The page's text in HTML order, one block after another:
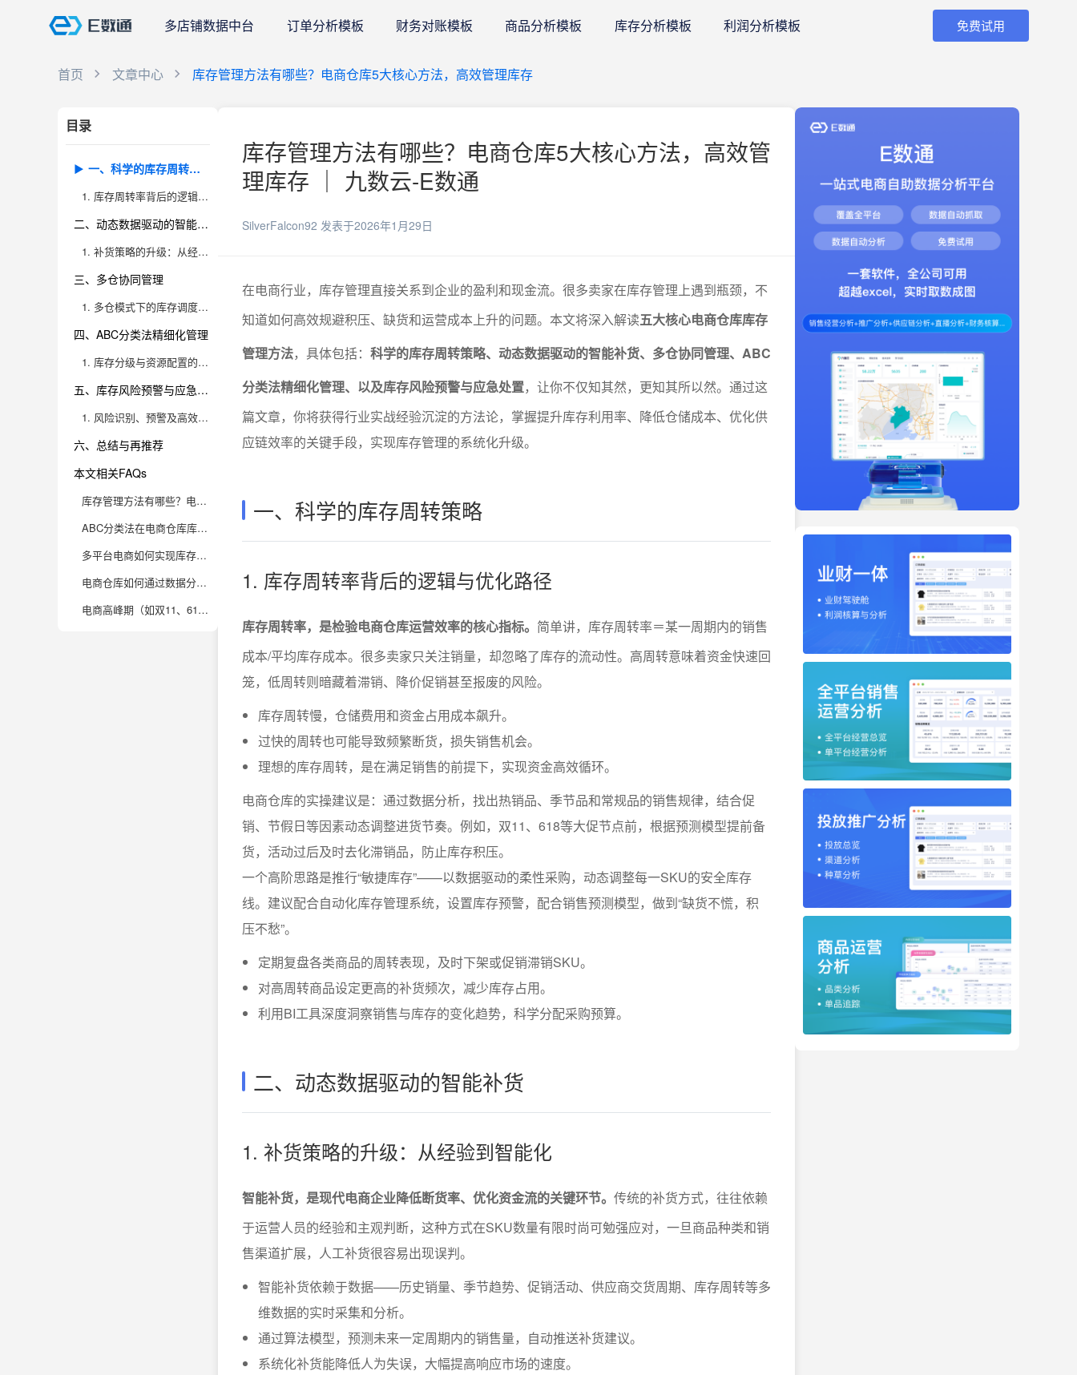
多店铺数据中台 订单分析模板 财务对账模板 商品分析模板 库存分析模板 利润分析模板 免费试用
首页 文章中心 库存管理方法有哪些？电商仓库5大核心方法，高效管理库存
目录
一、科学的库存周转策略
1. 库存周转率背后的逻辑与优化路径
二、动态数据驱动的智能补货
1. 补货策略的升级：从经验到智能化
三、多仓协同管理
1. 多仓模式下的库存调度与效率提升
四、ABC分类法精细化管理
1. 库存分级与资源配置的科学方法
五、库存风险预警与应急处置
1. 风险识别、预警及高效响应机制
六、总结与再推荐
本文相关FAQs
库存管理方法有哪些？电商仓库5大核心方法，高效管理库存
ABC分类法在电商仓库库存管理中的实际应用有哪些细节？
多平台电商如何实现库存同步与预警，避免超卖或断货？
电商仓库如何通过数据分析优化库存结构，减少滞销和缺货？
电商高峰期（如双11、618）怎么做好仓库库存调度与风险预案？
库存管理方法有哪些？电商仓库5大核心方法，高效管
理库存 ｜ 九数云-E数通
SilverFalcon92 发表于2026年1月29日
在电商行业，库存管理直接关系到企业的盈利和现金流。很多卖家在库存管理上遇到瓶颈，不
知道如何高效规避积压、缺货和运营成本上升的问题。本文将深入解读五大核心电商仓库库存
管理方法，具体包括： 科学的库存周转策略、动态数据驱动的智能补货、多仓协同管理、ABC
分类法精细化管理、以及库存风险预警与应急处置，让你不仅知其然，更知其所以然。通过这
篇文章，你将获得行业实战经验沉淀的方法论，掌握提升库存利用率、降低仓储成本、优化供
应链效率的关键手段，实现库存管理的系统化升级。
一、科学的库存周转策略
1. 库存周转率背后的逻辑与优化路径
库存周转率，是检验电商仓库运营效率的核心指标。 简单讲，库存周转率＝某一周期内的销售
成本/平均库存成本。很多卖家只关注销量，却忽略了库存的流动性。高周转意味着资金快速回
笼，低周转则暗藏着滞销、降价促销甚至报废的风险。
库存周转慢，仓储费用和资金占用成本飙升。
过快的周转也可能导致频繁断货，损失销售机会。
理想的库存周转，是在满足销售的前提下，实现资金高效循环。
电商仓库的实操建议是：通过数据分析，找出热销品、季节品和常规品的销售规律，结合促
销、节假日等因素动态调整进货节奏。例如，双11、618等大促节点前，根据预测模型提前备
货，活动过后及时去化滞销品，防止库存积压。
一个高阶思路是推行“敏捷库存”——以数据驱动的柔性采购，动态调整每一SKU的安全库存
线。建议配合自动化库存管理系统，设置库存预警，配合销售预测模型，做到“缺货不慌，积
压不愁”。
定期复盘各类商品的周转表现，及时下架或促销滞销SKU。
对高周转商品设定更高的补货频次，减少库存占用。
利用BI工具深度洞察销售与库存的变化趋势，科学分配采购预算。
二、动态数据驱动的智能补货
1. 补货策略的升级：从经验到智能化
智能补货，是现代电商企业降低断货率、优化资金流的关键环节。 传统的补货方式，往往依赖
于运营人员的经验和主观判断，这种方式在SKU数量有限时尚可勉强应对，一旦商品种类和销
售渠道扩展，人工补货很容易出现误判。
智能补货依赖于数据——历史销量、季节趋势、促销活动、供应商交货周期、库存周转等多
维数据的实时采集和分析。
通过算法模型，预测未来一定周期内的销售量，自动推送补货建议。
系统化补货能降低人为失误，大幅提高响应市场的速度。